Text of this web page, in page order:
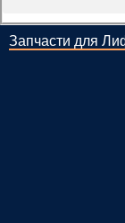
Запчасти для